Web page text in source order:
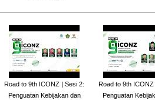
Road to 9th ICONZ | Sesi 2:
Penguatan Kebijakan dan
Road to 9th
Penguatan